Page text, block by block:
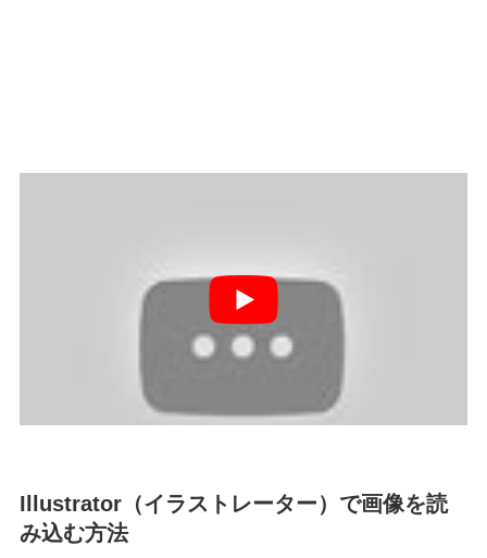
Illustrator（イラストレーター）で画像を読
み込む方法